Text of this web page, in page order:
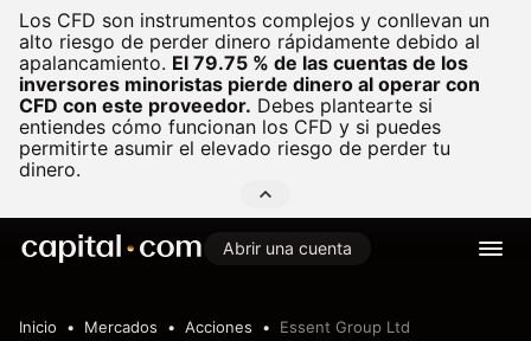
Los CFD son instrumentos complejos y conllevan un
alto riesgo de perder dinero rápidamente debido al
apalancamiento. El 79.75 % de las cuentas de los
inversores minoristas pierde dinero al operar con
CFD con este proveedor. Debes plantearte si
entiendes cómo funcionan los CFD y si puedes
permitirte asumir el elevado riesgo de perder tu
dinero.
Abrir una cuenta
Inicio Mercados Acciones Essent Group Ltd